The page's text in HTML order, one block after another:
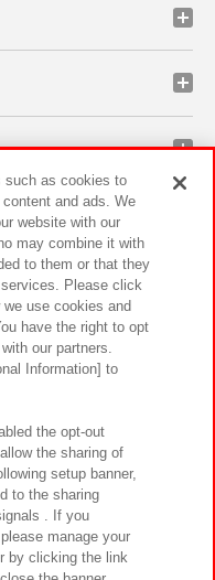
サイトポリシー
シビリティ方針と検証結果
あるご質問・お問い合わせ
such as cookies to
and ads. We
website with our
may combine it with
to them or that they
Please click
use cookies and
have the right to opt
our partners.
Information] to
the opt-out
the sharing of
setup banner,
to the sharing
. If you
manage your
by clicking the link